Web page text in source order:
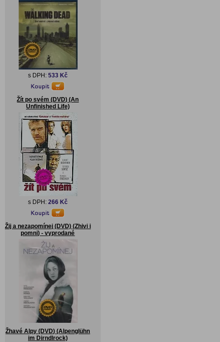
s DPH: 533 Kč
Žít po svém (DVD) (An
Unfinished Life)
s DPH: 266 Kč
Žij a nezapomínej (DVD) (Zhivi i
pomni) - vyprodané
Žhavé Alpy (DVD) (Alpenglühn
im Dirndlrock)